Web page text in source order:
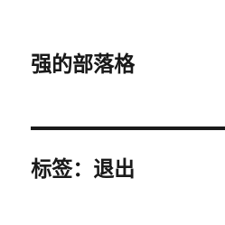
强的部落格
标签：退出